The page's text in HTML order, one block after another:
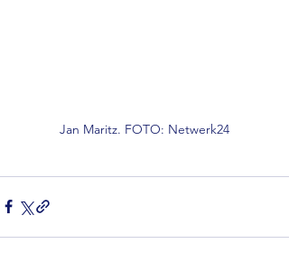
Jan Maritz. FOTO: Netwerk24